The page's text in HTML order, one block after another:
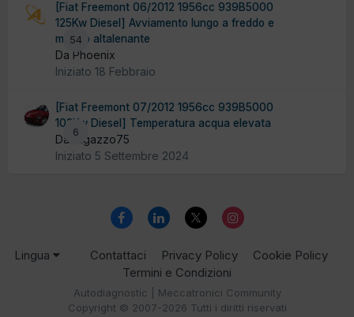
54
[Fiat Freemont 06/2012 1956cc 939B5000
125Kw Diesel] Avviamento lungo a freddo e
minimo altalenante
Da Phoenix
Iniziato 18 Febbraio
6
[Fiat Freemont 07/2012 1956cc 939B5000
103Kw Diesel] Temperatura acqua elevata
Da ragazzo75
Iniziato 5 Settembre 2024
Lingua Contattaci Privacy Policy
Cookie Policy
Termini e Condizioni
Autodiagnostic | Meccatronici Community
Copyright © 2007-2026 Tutti i diritti riservati